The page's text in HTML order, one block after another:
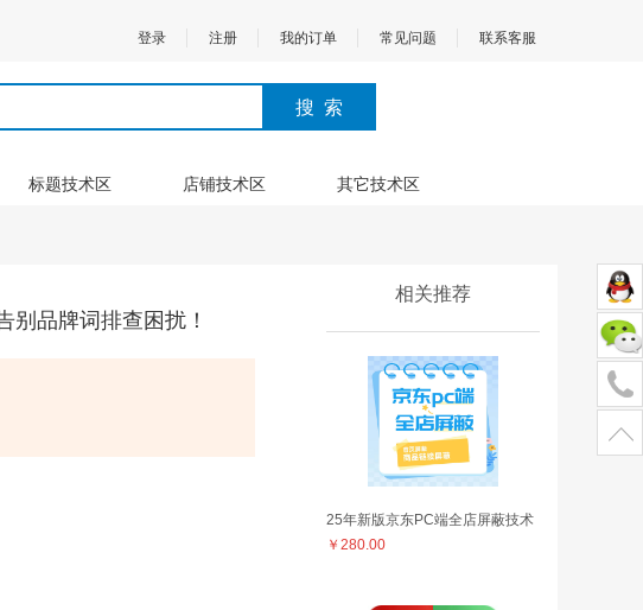
登录 注册 我的订单 常见问题 联系客服
标题技术区 店铺技术区 其它技术区
别品牌词排查困扰！
相关推荐
25年新版京东PC端全店屏蔽技术
￥280.00